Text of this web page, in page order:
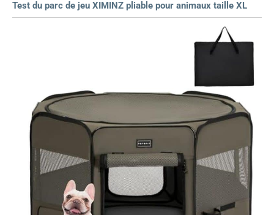
Test du parc de jeu XIMINZ pliable pour animaux taille XL